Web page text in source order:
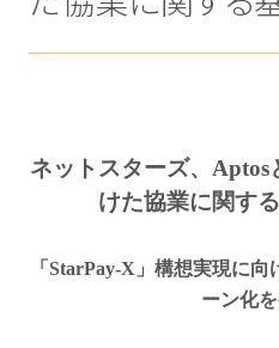
ネットスターズ、 Aptos
けた協業に関す
「 StarPay‑X 」構想実現に向
ーン化